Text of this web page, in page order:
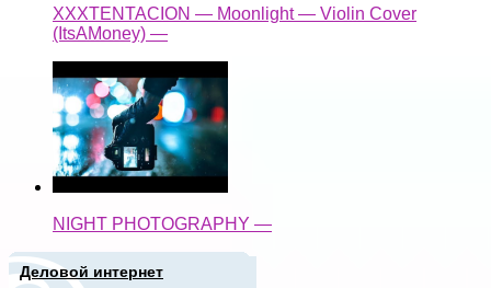
XXXTENTACION — Moonlight — Violin Cover
(ItsAMoney) —
NIGHT PHOTOGRAPHY —
Деловой интернет